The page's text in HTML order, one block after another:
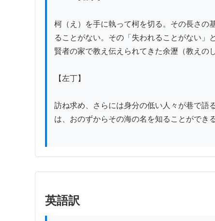
柯（え）を手に執って柯を切る。その長さの
ることがない。その「失われることがない」
賢者の家で教え伝えられてきた余瀝（教えの
【左丁】
訪ね求め、さらには身分の低い人々が巷で
は、おのずからその海の名を知ることができ
英語訳